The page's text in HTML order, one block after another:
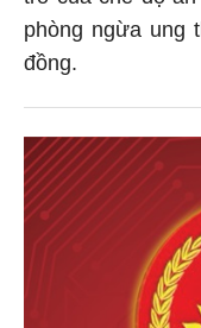
phòng ngừa ung
đồng.